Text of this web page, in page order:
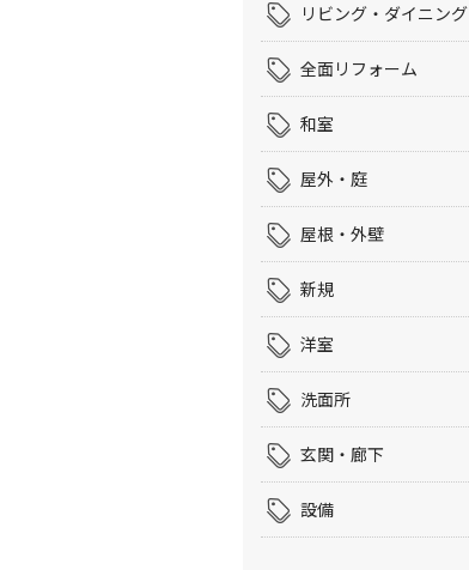
リビング・ダイニング
全面リフォーム
和室
屋外・庭
屋根・外壁
新規
洋室
洗面所
玄関・廊下
設備